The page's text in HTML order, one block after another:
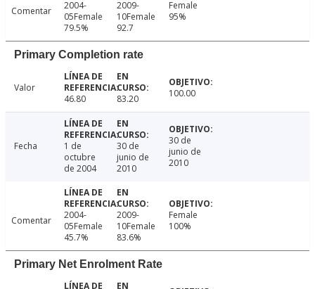
Comentar
2004-
05Female
79.5%
2009-
10Female
92.7
Female
95%
Primary Completion rate
Valor
46.80
83.20 100.00
Fecha
1 de
octubre
de 2004
30 de
junio de
2010
30 de
junio de
2010
Comentar
2004-
05Female
45.7%
2009-
10Female
83.6%
Female
100%
Primary Net Enrolment Rate